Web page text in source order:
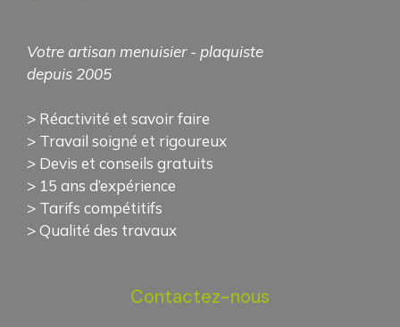
Votre artisan menuisier - plaquiste
depuis 2005
> Réactivité et savoir faire
> Travail soigné et rigoureux
> Devis et conseils gratuits
> 15 ans d’expérience
> Tarifs compétitifs
> Qualité des travaux
Contactez-nous